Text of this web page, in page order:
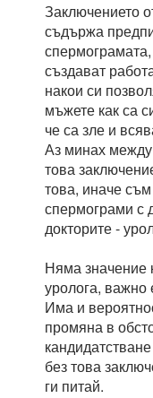
Заключението
съдържа
създават
накои си
мъжете как са
че са зле и
Аз минах между
това
това, иначе
спермограми с
докторите -
Няма значение
уролога, важно
Има и
промяна в
без това
ги питай.